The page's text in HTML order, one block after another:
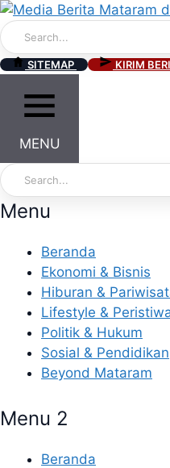
Skip
to
content
SITEMAP KIRIM
MENU
Menu
Beranda
Ekonomi & Bisnis
Hiburan &
Lifestyle &
Politik & Hukum
Sosial & Pendidikan
Beyond Mataram
Menu 2
Beranda